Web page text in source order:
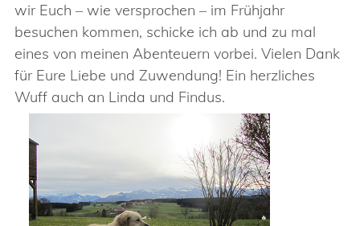
wir Euch – wie versprochen – im Frühjahr
besuchen kommen, schicke ich ab und zu mal
eines von meinen Abenteuern vorbei. Vielen Dank
für Eure Liebe und Zuwendung! Ein herzliches
Wuff auch an Linda und Findus.